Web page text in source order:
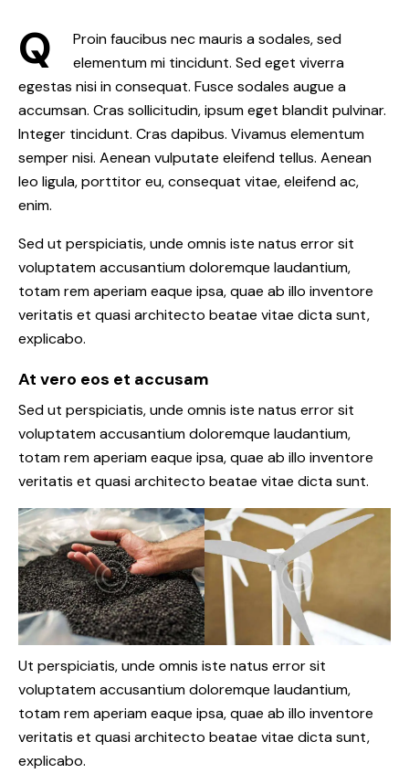
Q
Proin faucibus nec mauris a sodales, sed
elementum mi tincidunt. Sed eget viverra
egestas nisi in consequat. Fusce sodales augue a
accumsan. Cras sollicitudin, ipsum eget blandit pulvinar.
Integer tincidunt. Cras dapibus. Vivamus elementum
semper nisi. Aenean vulputate eleifend tellus. Aenean
leo ligula, porttitor eu, consequat vitae, eleifend ac,
enim.
Sed ut perspiciatis, unde omnis iste natus error sit
voluptatem accusantium doloremque laudantium,
totam rem aperiam eaque ipsa, quae ab illo inventore
veritatis et quasi architecto beatae vitae dicta sunt,
explicabo.
At vero eos et accusam
Sed ut perspiciatis, unde omnis iste natus error sit
voluptatem accusantium doloremque laudantium,
totam rem aperiam eaque ipsa, quae ab illo inventore
veritatis et quasi architecto beatae vitae dicta sunt.
Ut perspiciatis, unde omnis iste natus error sit
voluptatem accusantium doloremque laudantium,
totam rem aperiam eaque ipsa, quae ab illo inventore
veritatis et quasi architecto beatae vitae dicta sunt,
explicabo.